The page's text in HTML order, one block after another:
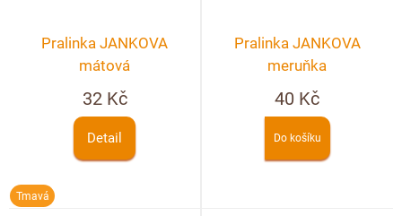
Pralinka JANKOVA
mátová
32 Kč
Detail
Tmavá
Pralinka JANKOVA
meruňka
40 Kč
Do košíku